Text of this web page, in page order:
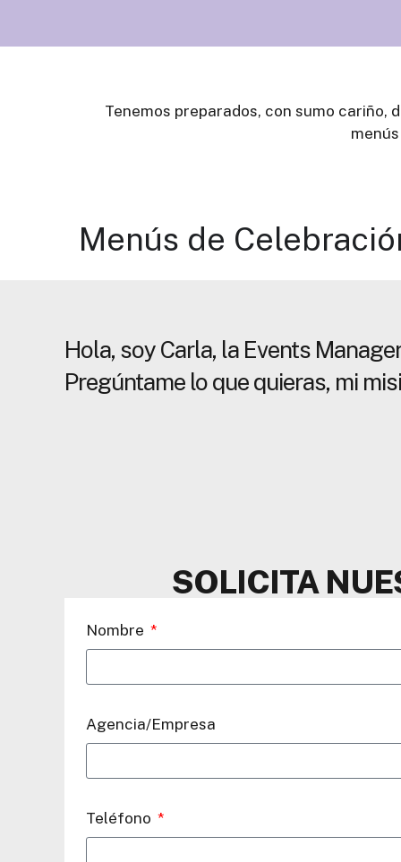
Tenemos preparados, con sumo cariño,
Menús de
Hola, soy Carla, la Events
Pregúntame lo que quieras, mi
SOLICITA
Nombre
Agencia/Empresa
Teléfono